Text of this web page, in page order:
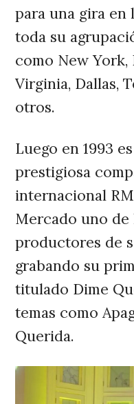
para una gira en
toda su
como New York,
Virginia, Dallas,
otros.
Luego en 1993
prestigiosa
internacional
Mercado uno de
productores de
grabando su
titulado Dime
temas como
Querida.